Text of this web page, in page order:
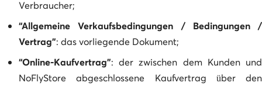
Verbraucher;
“Allgemeine Verkaufsbedingungen / Bedingungen /
Vertrag”: das vorliegende Dokument;
“Online-Kaufvertrag”: der zwischen dem Kunden und
NoFlyStore abgeschlossene Kaufvertrag über den